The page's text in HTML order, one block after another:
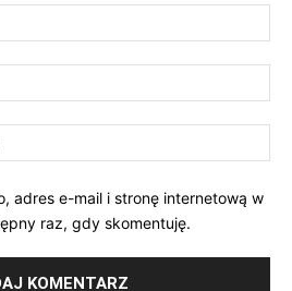
adres e-mail i stronę internetową w
raz, gdy skomentuję.